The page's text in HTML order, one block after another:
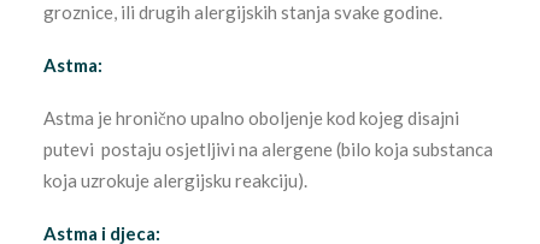
groznice, ili drugih alergijskih stanja svake godine.
Astma:
Astma je hronično upalno oboljenje kod kojeg disajni
putevi postaju osjetljivi na alergene (bilo koja substanca
koja uzrokuje alergijsku reakciju).
Astma i djeca: